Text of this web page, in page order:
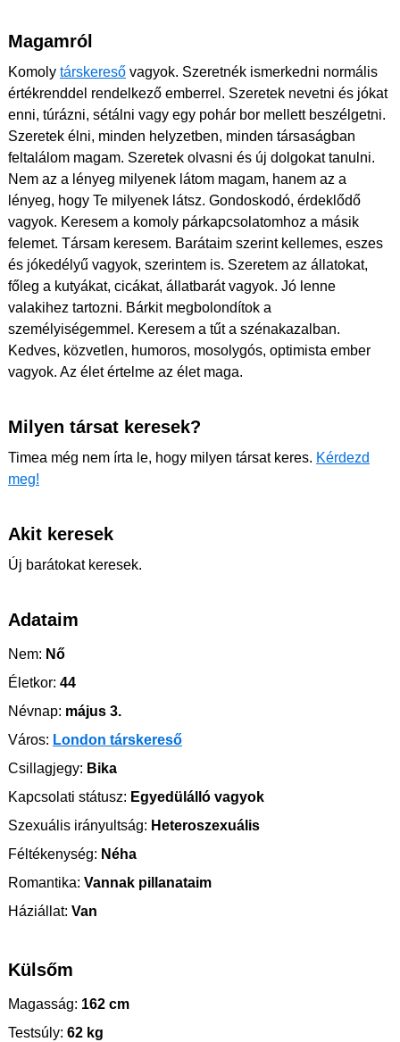
Magamról
Komoly társkereső vagyok. Szeretnék ismerkedni normális
értékrenddel rendelkező emberrel. Szeretek nevetni és jókat
enni, túrázni, sétálni vagy egy pohár bor mellett beszélgetni.
Szeretek élni, minden helyzetben, minden társaságban
feltalálom magam. Szeretek olvasni és új dolgokat tanulni.
Nem az a lényeg milyenek látom magam, hanem az a
lényeg, hogy Te milyenek látsz. Gondoskodó, érdeklődő
vagyok. Keresem a komoly párkapcsolatomhoz a másik
felemet. Társam keresem. Barátaim szerint kellemes, eszes
és jókedélyű vagyok, szerintem is. Szeretem az állatokat,
főleg a kutyákat, cicákat, állatbarát vagyok. Jó lenne
valakihez tartozni. Bárkit megbolondítok a
személyiségemmel. Keresem a tűt a szénakazalban.
Kedves, közvetlen, humoros, mosolygós, optimista ember
vagyok. Az élet értelme az élet maga.
Milyen társat keresek?
Timea még nem írta le, hogy milyen társat keres. Kérdezd
meg!
Akit keresek
Új barátokat keresek.
Adataim
Nem: Nő
Életkor: 44
Névnap: május 3.
Város: London társkereső
Csillagjegy: Bika
Kapcsolati státusz: Egyedülálló vagyok
Szexuális irányultság: Heteroszexuális
Féltékenység: Néha
Romantika: Vannak pillanataim
Háziállat: Van
Külsőm
Magasság: 162 cm
Testsúly: 62 kg